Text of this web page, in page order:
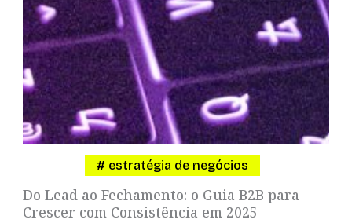
Do Lead ao Fechamento: o Guia B2B para
Crescer com Consistência em 2025
estratégia de negócios